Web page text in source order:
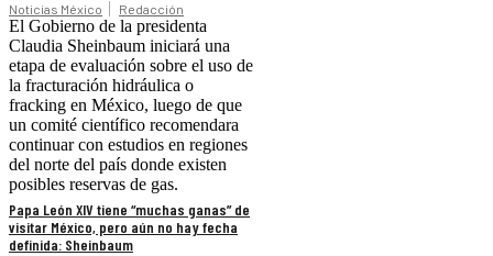
Noticias México Redacción
El Gobierno de la presidenta
Claudia Sheinbaum iniciará una
etapa de evaluación sobre el uso de
la fracturación hidráulica o
fracking en México, luego de que
un comité científico recomendara
continuar con estudios en regiones
del norte del país donde existen
posibles reservas de gas.
Papa León XIV tiene “muchas ganas” de
visitar México, pero aún no hay fecha
definida: Sheinbaum